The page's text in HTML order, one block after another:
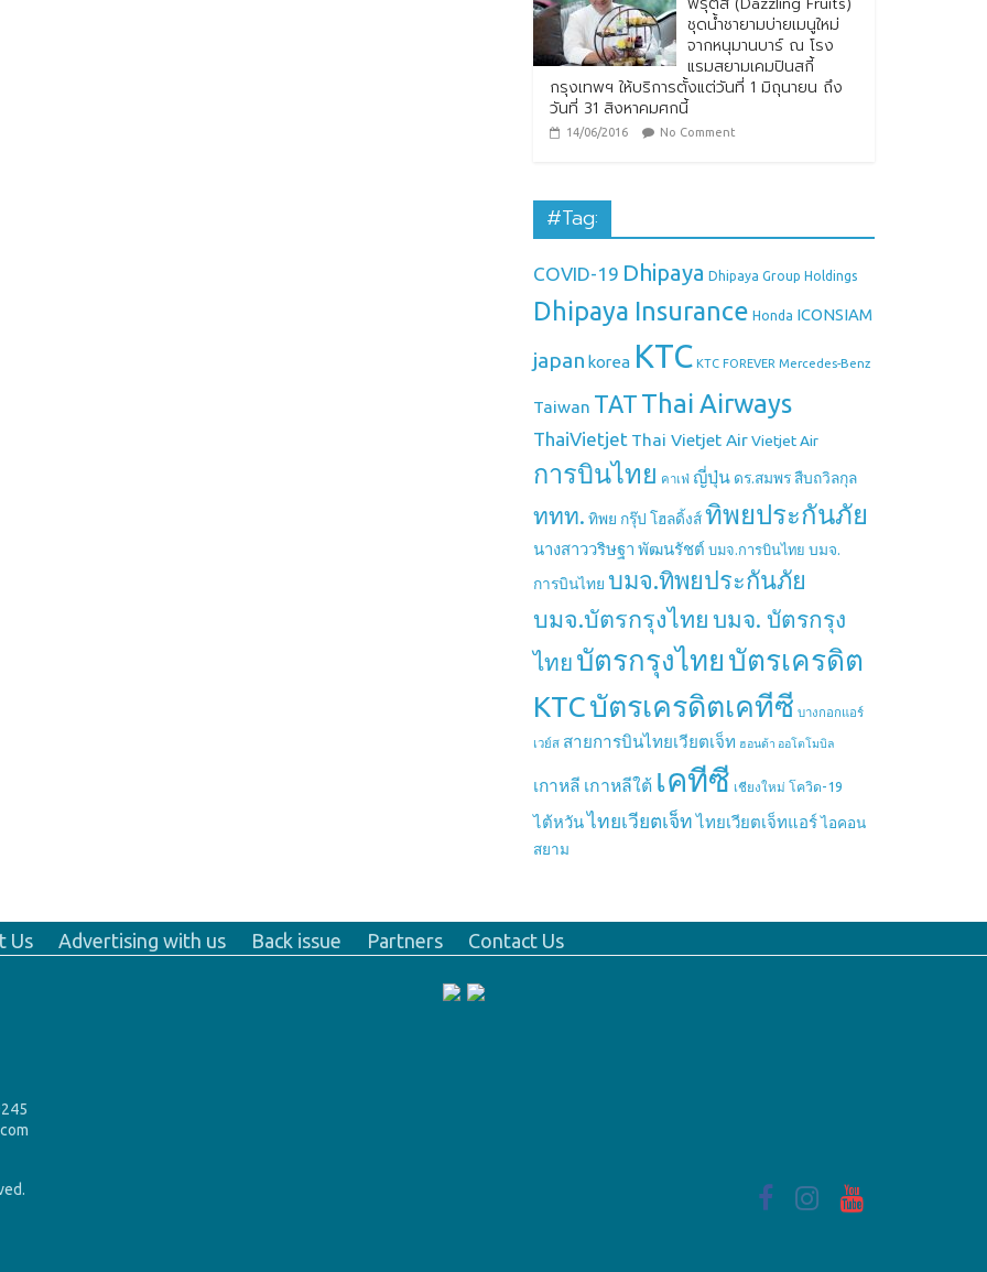
ชุดน้ำชายามบ่ายเมนูใหม่
จากหนุมานบาร์ ณ โรง
แรมสยามเคมปินสกี้
กรุงเทพฯ ให้บริการตั้งแต่วันที่ 1 มิถุนายน ถึง
วันที่ 31 สิงหาคมศกนี้
14/06/2016 No Comment
#Tag:
COVID-19 Dhipaya Dhipaya Group Holdings
Dhipaya Insurance Honda ICONSIAM
japan korea KTC KTC FOREVER Mercedes-Benz
Taiwan TAT Thai Airways
ThaiVietjet Thai Vietjet AirVietjet Air
การบินไทย คาเฟ่ ญี่ปุ่น ดร.สมพร สืบถวิลกุล
ททท. ทิพย กรุ๊ป โฮลดิ้งส์ทิพยประกันภัย
นางสาววริษฐา พัฒนรัชต์ บมจ.การบินไทย บมจ.
การบินไทย บมจ.ทิพยประกันภัย
บมจ.บัตรกรุงไทย บมจ. บัตรกรุง
ไทย บัตรกรุงไทย บัตรเครดิต
KTCบัตรเครดิตเคทีซี บางกอกแอร์
เวย์ส สายการบินไทยเวียตเจ็ท ฮอนด้า ออโตโมบิล
เกาหลี เกาหลีใต้ เคทีซี เชียงใหม่ โควิด-19
ไต้หวันไทยเวียตเจ็ท ไทยเวียตเจ็ทแอร์ไอคอน
สยาม
Us Advertising with us Back issue Partners Contact Us